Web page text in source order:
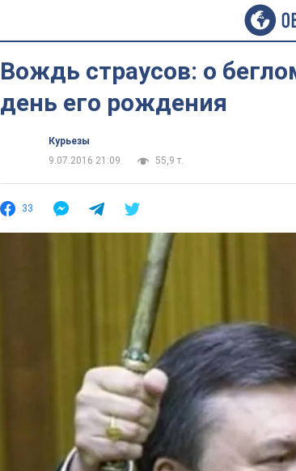
Вождь страусов: о
день его рождения
Курьезы
9.07.2016 21:09
55,9 т.
33